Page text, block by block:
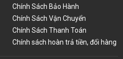
Chính Sách Bảo Hành
Chính Sách Vận Chuyển
Chính Sách Thanh Toán
Chính sách hoàn trả tiền, đổi hàng